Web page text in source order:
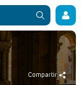
Compartir